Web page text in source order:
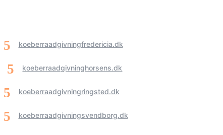
koeberraadgivningfredericia.dk
koeberraadgivninghorsens.dk
koeberraadgivningringsted.dk
koeberraadgivningsvendborg.dk